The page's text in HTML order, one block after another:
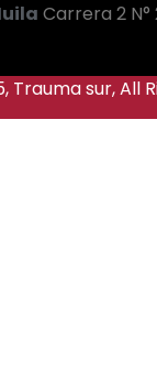
Carrera 2 N°
Trauma sur, All